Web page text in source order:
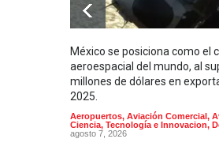
México se posiciona como el
aeroespacial del mundo, al
millones de dólares en
2025.
Aeropuertos, Aviación Comercial,
Ciencia, Tecnología e Innovacion,
agosto 7, 2026